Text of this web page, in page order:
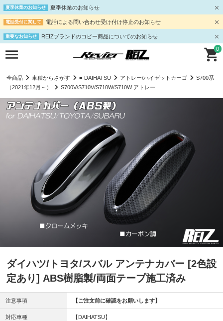
夏季休業のお知らせ 夏季休業のお知らせ
電話受付に関して 電話による問い合わせ受け付け停止のお知らせ
重要なお知らせ REIZブランドのコピー商品についてのお知らせ
0
全商品 車種からさがす ■ DAIHATSU アトレー/ハイゼットカーゴ
S700系
（2021年12月～）
S700V/S710V/S710W/S710W アトレー
ダイハツ/トヨタ/スバル アンテナカバー [2色設
定あり] ABS樹脂製/両面テープ施工済み
注意事項 【ご注文前に確認をお願いします】
対応車種
【DAIHATSU】